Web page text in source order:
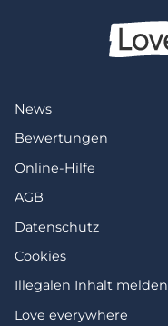
News
Bewertungen
Online-Hilfe
AGB
Datenschutz
Cookies
Illegalen Inhalt melden
Love everywhere